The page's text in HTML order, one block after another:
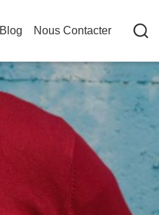
Nous Contacter